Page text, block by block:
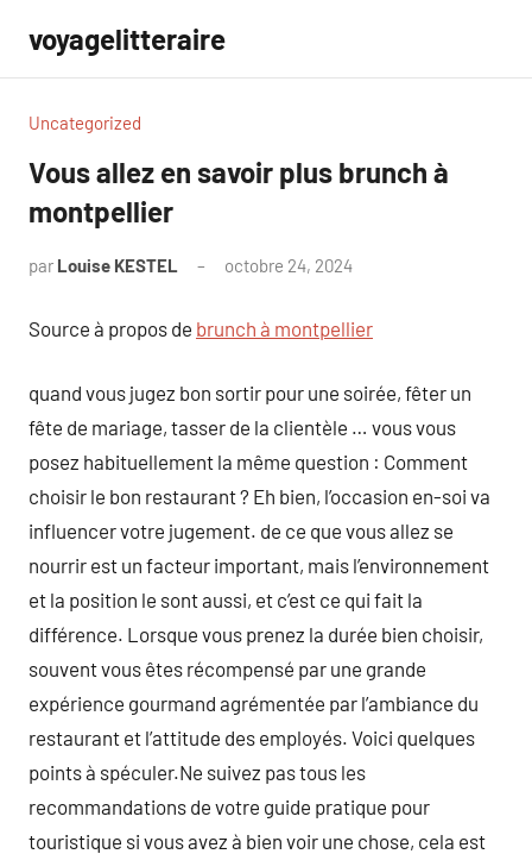
contenu
voyagelitteraire
Uncategorized
Vous allez en savoir plus brunch à
montpellier
par Louise KESTEL octobre 24, 2024
Source à propos de brunch à montpellier
quand vous jugez bon sortir pour une soirée, fêter un
fête de mariage, tasser de la clientèle … vous vous
posez habituellement la même question : Comment
choisir le bon restaurant ? Eh bien, l’occasion en-soi va
influencer votre jugement. de ce que vous allez se
nourrir est un facteur important, mais l’environnement
et la position le sont aussi, et c’est ce qui fait la
différence. Lorsque vous prenez la durée bien choisir,
souvent vous êtes récompensé par une grande
expérience gourmand agrémentée par l’ambiance du
restaurant et l’attitude des employés. Voici quelques
points à spéculer.Ne suivez pas tous les
recommandations de votre guide pratique pour
touristique si vous avez à bien voir une chose, cela est